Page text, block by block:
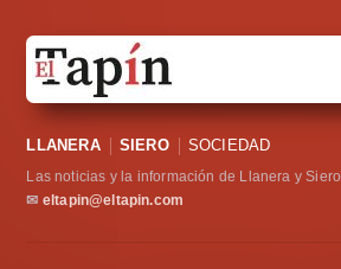
Sociedad
Política
LLANERA SIERO SOCIEDAD
Las noticias y la información de Llanera y Siero
✉ eltapin@eltapin.com